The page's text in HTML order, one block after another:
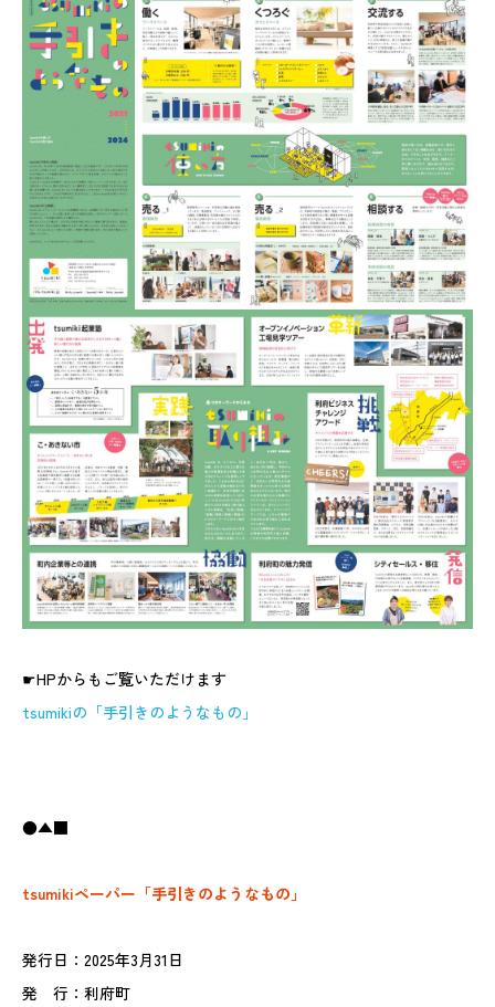
☛HPからもご覧いただけます
tsumikiの「手引きのようなもの」
●▲■
tsumikiペーパー「手引きのようなもの」
発行日：2025年3月31日
発 行：利府町